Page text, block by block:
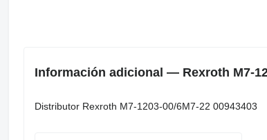
Información adicional — Rexroth M7-
Distributor Rexroth M7-1203-00/6M7-22 00943403